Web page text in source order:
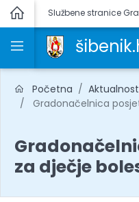
Službene stranice
Početna
Gradonačelnica
za dječje